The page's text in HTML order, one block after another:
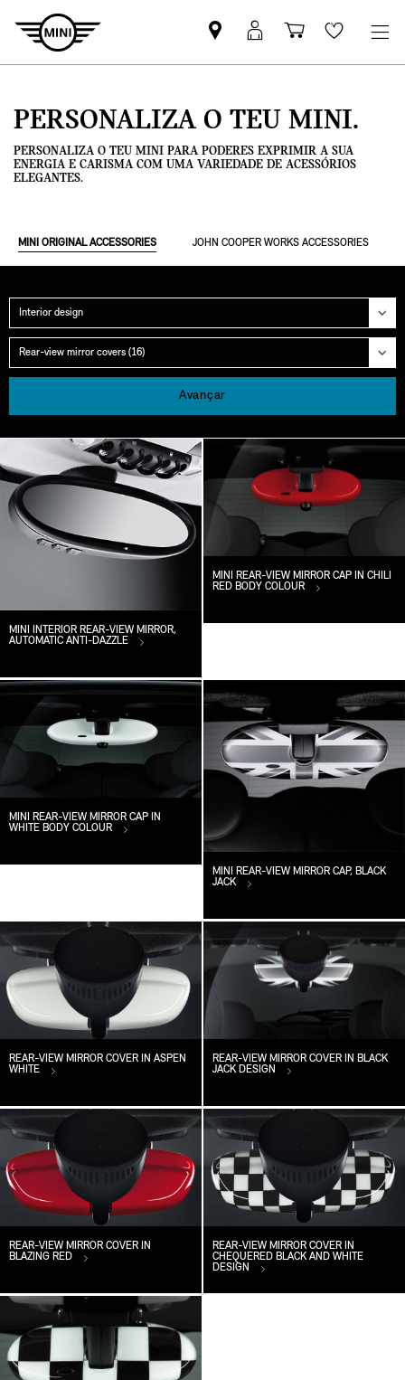
Pesquisar
parceiro
Iniciar
sessão
Carrinho
de
Wishlist
PERSONALIZA O TEU MINI.
PERSONALIZA O TEU MINI PARA PODERES EXPRIMIR A SUA
ENERGIA E CARISMA COM UMA VARIEDADE DE ACESSÓRIOS
ELEGANTES.
MINI ORIGINAL ACCESSORIES JOHN COOPER WORKS ACCESSORIES
Categoria
Grupo
Avançar
MINI INTERIOR REAR-VIEW MIRROR,
AUTOMATIC ANTI-DAZZLE
MINI REAR-VIEW MIRROR CAP IN CHILI
RED BODY COLOUR
MINI REAR-VIEW MIRROR CAP IN
WHITE BODY COLOUR
MINI REAR-VIEW MIRROR CAP, BLACK
JACK
REAR-VIEW MIRROR COVER IN ASPEN
WHITE
REAR-VIEW MIRROR COVER IN BLACK
JACK DESIGN
REAR-VIEW MIRROR COVER IN
BLAZING RED
REAR-VIEW MIRROR COVER IN
CHEQUERED BLACK AND WHITE
DESIGN